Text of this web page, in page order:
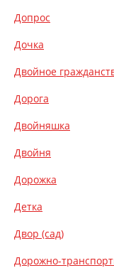
Допрос
Дочка
Двойное
Дорога
Двойняшка
Двойня
Дорожка
Детка
Двор (сад)
Дорожно-